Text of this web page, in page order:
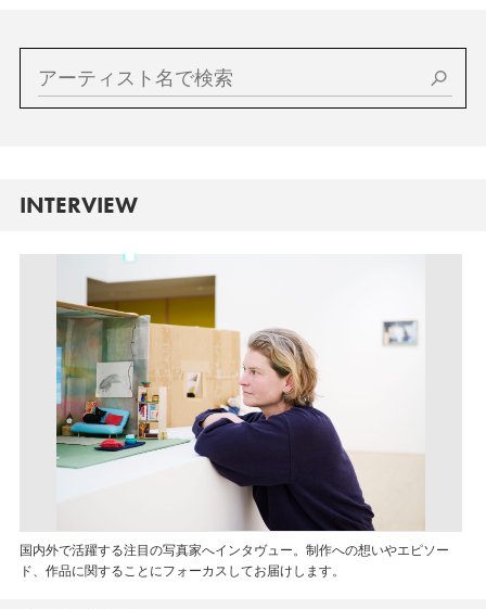
INTERVIEW
国内外で活躍する注目の写真家へインタヴュー。制作への想いやエピソー
ド、作品に関することにフォーカスしてお届けします。